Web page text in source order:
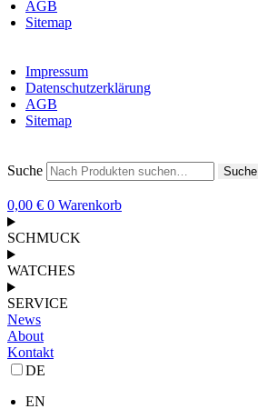
AGB
Sitemap
Impressum
Datenschutzerklärung
AGB
Sitemap
Suche Suche
0,00 € 0 Warenkorb
SCHMUCK
WATCHES
SERVICE
News
About
Kontakt
DE
EN